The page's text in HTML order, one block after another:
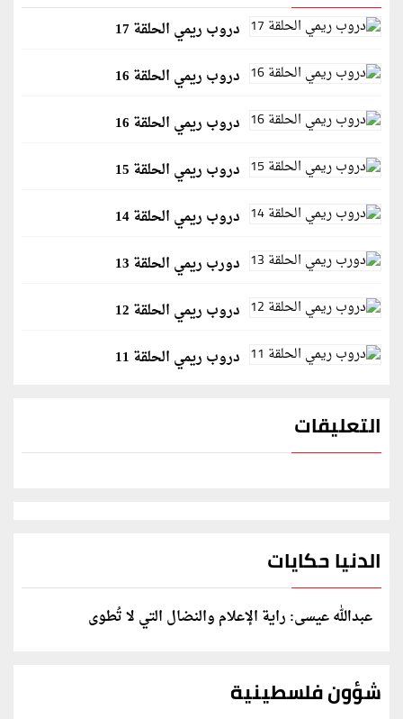
دروب ريمي الحلقة 17
دروب ريمي الحلقة 16
دروب ريمي الحلقة 16
دروب ريمي الحلقة 15
دروب ريمي الحلقة 14
دورب ريمي الحلقة 13
دروب ريمي الحلقة 12
دروب ريمي الحلقة 11
التعليقات
الدنيا حكايات
عبدالله عيسى: راية الإعلام والنضال التي لا تُطوى
شؤون فلسطينية